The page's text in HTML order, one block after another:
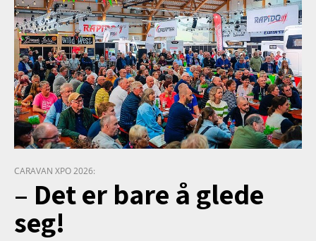
CARAVAN XPO 2026:
– Det er bare å glede
seg!